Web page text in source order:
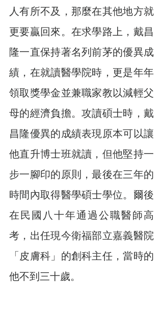
人有所不及，那麼在其他地方就
更要贏回來。在求學路上，戴昌
隆一直保持著名列前茅的優異成
績，在就讀醫學院時，更是年年
領取獎學金並兼職家教以減輕父
母的經濟負擔。攻讀碩士時，戴
昌隆優異的成績表現原本可以讓
他直升博士班就讀，但他堅持一
步一腳印的原則，最後在三年的
時間內取得醫學碩士學位。爾後
在民國八十年通過公職醫師高
考，出任現今衛福部立嘉義醫院
「皮膚科」的創科主任，當時的
他不到三十歲。